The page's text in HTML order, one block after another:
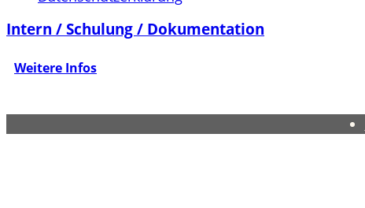
Intern / Schulung / Dokumentation
Weitere Infos